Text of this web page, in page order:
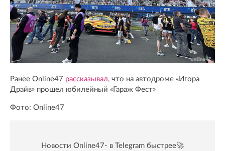
Ранее Online47 рассказывал, что на автодроме «Игора
Драйв» прошел юбилейный «Гараж Фест»
Фото: Online47
Новости Online47- в Telegram быстрее🚀